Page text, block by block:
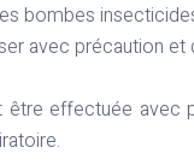
bombes
avec précaution
être effectuée